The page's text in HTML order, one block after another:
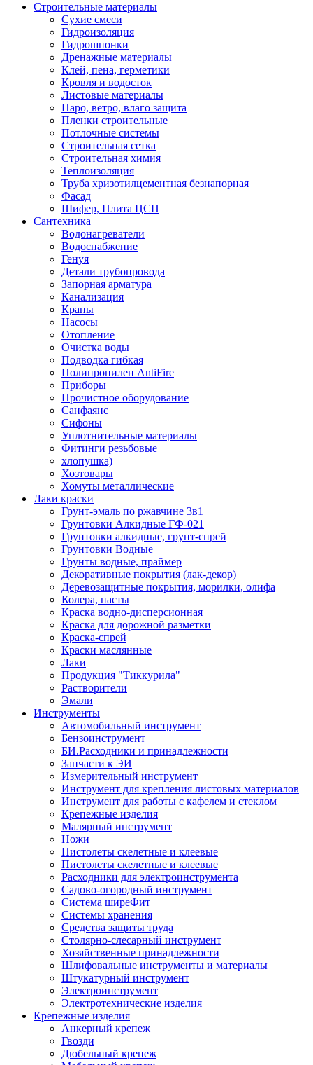
Строительные материалы
Сухие смеси
Гидроизоляция
Гидрошпонки
Дренажные материалы
Клей, пена, герметики
Кровля и водосток
Листовые материалы
Паро, ветро, влаго защита
Пленки строительные
Потлочные системы
Строительная сетка
Строительная химия
Теплоизоляция
Труба хризотилцементная безнапорная
Фасад
Шифер, Плита ЦСП
Сантехника
Водонагреватели
Водоснабжение
Генуя
Детали трубопровода
Запорная арматура
Канализация
Краны
Насосы
Отопление
Очистка воды
Подводка гибкая
Полипропилен AntiFire
Приборы
Прочистное оборудование
Санфаянс
Сифоны
Уплотнительные материалы
Фитинги резьбовые
хлопушка)
Хозтовары
Хомуты металлические
Лаки краски
Грунт-эмаль по ржавчине 3в1
Грунтовки Алкидные ГФ-021
Грунтовки алкидные, грунт-спрей
Грунтовки Водные
Грунты водные, праймер
Декоративные покрытия (лак-декор)
Деревозащитные покрытия, морилки, олифа
Колера, пасты
Краска водно-дисперсионная
Краска для дорожной разметки
Краска-спрей
Краски маслянные
Лаки
Продукция "Тиккурила"
Растворители
Эмали
Инструменты
Автомобильный инструмент
Бензоинструмент
БИ.Расходники и принадлежности
Запчасти к ЭИ
Измерительный инструмент
Инструмент для крепления листовых материалов
Инструмент для работы с кафелем и стеклом
Крепежные изделия
Малярный инструмент
Ножи
Пистолеты скелетные и клеевые
Пистолеты скелетные и клеевые
Расходники для электроинструмента
Садово-огородный инструмент
Система ширеФит
Системы хранения
Средства защиты труда
Столярно-слесарный инструмент
Хозяйственные принадлежности
Шлифовальные инструменты и материалы
Штукатурный инструмент
Электроинструмент
Электротехнические изделия
Крепежные изделия
Анкерный крепеж
Гвозди
Дюбельный крепеж